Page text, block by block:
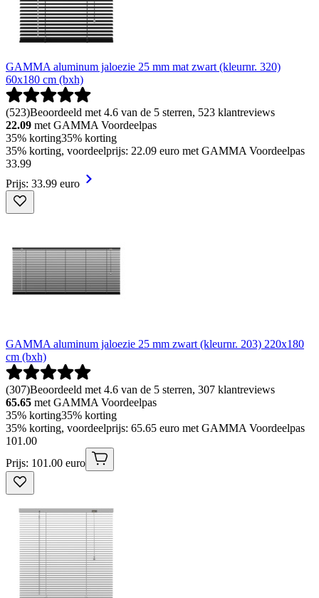
GAMMA aluminum jaloezie 25 mm mat zwart (kleurnr. 320)
60x180 cm (bxh)
(523)Beoordeeld met 4.6 van de 5 sterren, 523 klantreviews
22.09 met GAMMA Voordeelpas
35% korting35% korting
35% korting, voordeelprijs: 22.09 euro met GAMMA Voordeelpas
33.99
Prijs: 33.99 euro
GAMMA aluminum jaloezie 25 mm zwart (kleurnr. 203) 220x180
cm (bxh)
(307)Beoordeeld met 4.6 van de 5 sterren, 307 klantreviews
65.65 met GAMMA Voordeelpas
35% korting35% korting
35% korting, voordeelprijs: 65.65 euro met GAMMA Voordeelpas
101 .00
Prijs: 101.00 euro